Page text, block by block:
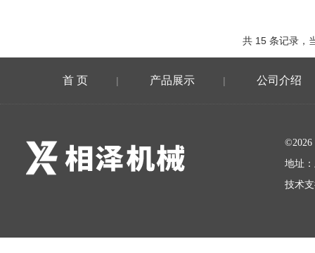
共 15 条记录
首 页 | 产品展示 | 公司介绍
地址
技术